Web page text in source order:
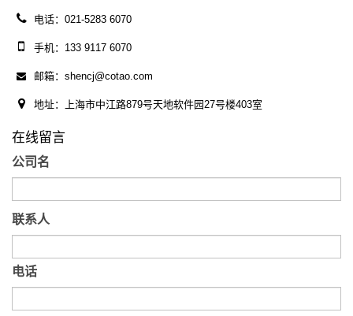
电话：021-5283 6070
手机：133 9117 6070
邮箱：shencj@cotao.com
地址：上海市中江路879号天地软件园27号楼403室
在线留言
公司名
联系人
电话